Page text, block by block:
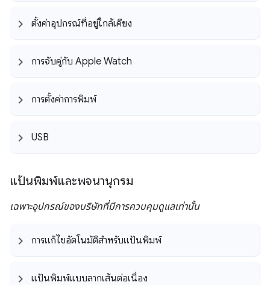
ตั้งค่าอุปกรณ์ที่อยู่ใกล้เคียง
การจับคู่กับ Apple Watch
การตั้งค่าการพิมพ์
USB
แป้นพิมพ์และพจนานุกรม
เฉพาะอุปกรณ์ของบริษัทที่มีการควบคุมดูแลเท่านั้น
การแก้ไขอัตโนมัติสำหรับแป้นพิมพ์
แป้นพิมพ์แบบลากเส้นต่อเนื่อง